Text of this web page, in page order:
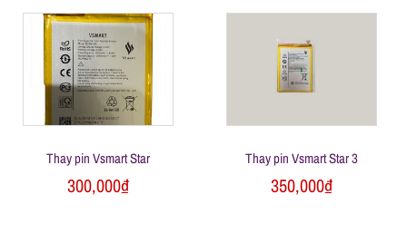
đ
ệ Thay pin Vsmart Star
300,000₫
Thay pin Vsmart Star 3
350,000₫